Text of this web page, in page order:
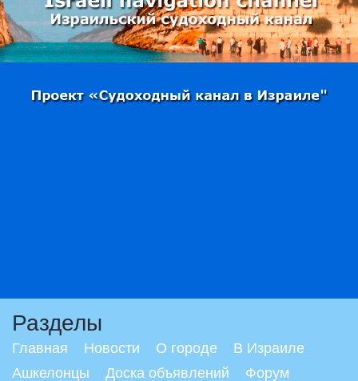
Разделы
Главная Новости О городе
В Израиле
Ашкелонцы
Доска объявлений Форум